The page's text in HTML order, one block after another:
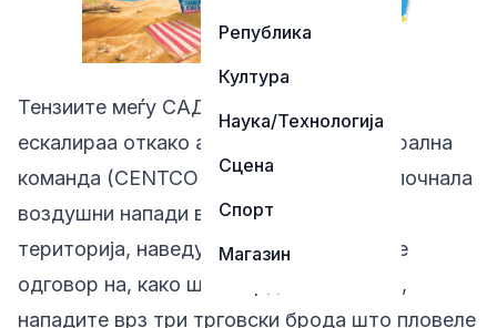
Република
Култура
Наука/Технологија
Сцена
Спорт
Магазин
Тензиите меѓу САД и Иран повторно
ескалираа откако американската Централна
команда (CENTCOM) соопшти дека започнала
воздушни напади врз цели на иранска
територија, наведувајќи дека акцијата е
одговор на, како што тврди Вашингтон,
нападите врз три трговски брода што пловеле